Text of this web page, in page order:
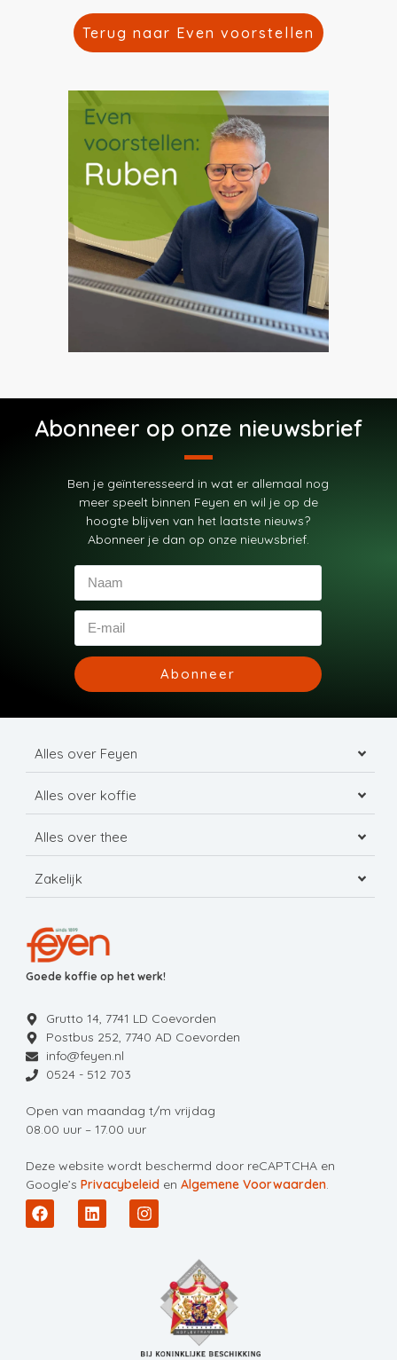
Terug naar Even voorstellen
Abonneer op onze nieuwsbrief
Ben je geïnteresseerd in wat er allemaal nog
meer speelt binnen Feyen en wil je op de
hoogte blijven van het laatste nieuws?
Abonneer je dan op onze nieuwsbrief.
Abonneer
Alles over Feyen
Alles over koffie
Alles over thee
Zakelijk
Goede koffie op het werk!
Grutto 14, 7741 LD Coevorden
Postbus 252, 7740 AD Coevorden
info@feyen.nl
0524 - 512 703
Open van maandag t/m vrijdag
08.00 uur – 17.00 uur
Deze website wordt beschermd door reCAPTCHA en
Google’sPrivacybeleid enAlgemene Voorwaarden